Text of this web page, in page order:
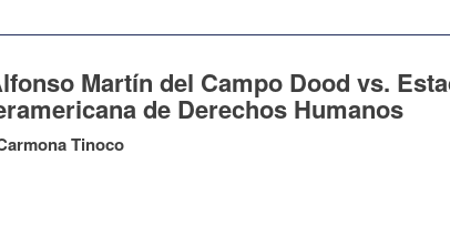
Martín del Campo Dood vs.
de Derechos Humanos
Tinoco